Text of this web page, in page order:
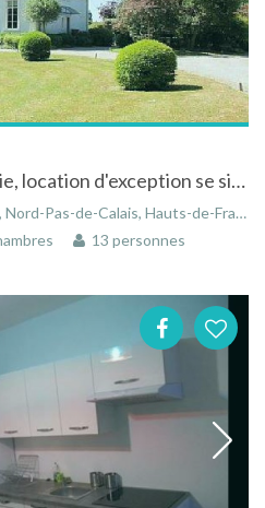
Chateau La Chataigneraie, location d'exception se situant a 7 km du centre de Lille region du Nord
Pas-de-Calais, Hauts-de-France, France
13 personnes